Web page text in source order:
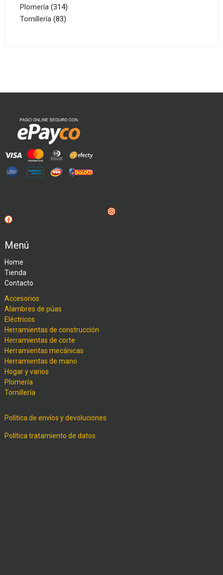
productos
Plomería 314314
productos
Tornillería 8383
Instagram
Facebook
Menú
Home
Tienda
Contacto
Accesorios
Alambres de púas
Eléctricos
Herramientas de construcción
Herramientas de corte
Herramientas mecánicas
Herramientas de mano
Hogar y varios
Plomería
Tornillería
Política de envíos y devoluciones
Política tratamiento de datos